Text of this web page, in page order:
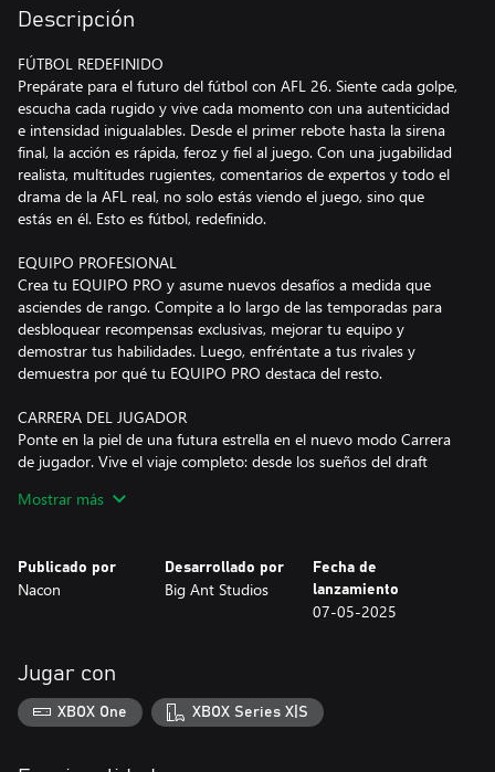
Descripción
FÚTBOL REDEFINIDO
Prepárate para el futuro del fútbol con AFL 26. Siente cada golpe,
escucha cada rugido y vive cada momento con una autenticidad
e intensidad inigualables. Desde el primer rebote hasta la sirena
final, la acción es rápida, feroz y fiel al juego. Con una jugabilidad
realista, multitudes rugientes, comentarios de expertos y todo el
drama de la AFL real, no solo estás viendo el juego, sino que
estás en él. Esto es fútbol, ​​redefinido.
EQUIPO PROFESIONAL
Crea tu EQUIPO PRO y asume nuevos desafíos a medida que
asciendes de rango. Compite a lo largo de las temporadas para
desbloquear recompensas exclusivas, mejorar tu equipo y
demostrar tus habilidades. Luego, enfréntate a tus rivales y
demuestra por qué tu EQUIPO PRO destaca del resto.
CARRERA DEL JUGADOR
Ponte en la piel de una futura estrella en el nuevo modo Carrera
de jugador. Vive el viaje completo: desde los sueños del draft
rango, supere reveses y celebre cada hito que logre en la AFL o
MODO ENTRENADOR
Con mecánicas de juego actualizadas, el desafío ahora es aún
mayor y los momentos aún más inolvidables a medida que
equipo. Administre su lista con precisión, fomente jóvenes
talentos y guíelos a través de las filas. El día del partido, cada
decisión cuenta. La presión está presente: haz los movimientos
correctos, ajusta tus tácticas y lleva a tu equipo a la gloria del
Mostrar más
Publicado por
Nacon
Desarrollado por
Big Ant Studios
Fecha de
lanzamiento
07-05-2025
Jugar con
XBOX One XBOX Series X|S